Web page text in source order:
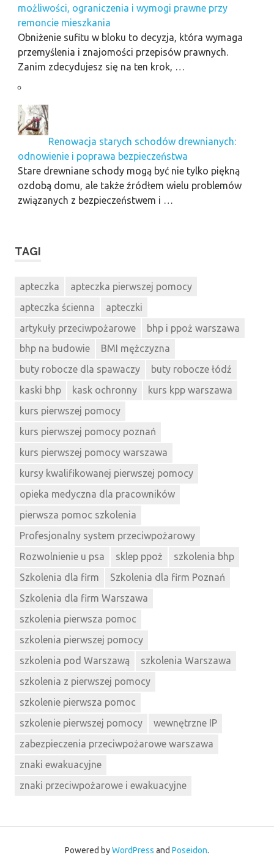
możliwości, ograniczenia i wymogi prawne przy
remoncie mieszkania
Obniżenie sufitu w bloku to decyzja, która wymaga
przemyślenia i znajomości przepisów prawnych.
Zanim zdecydujesz się na ten krok, …
Renowacja starych schodów drewnianych:
odnowienie i poprawa bezpieczeństwa
Stare drewniane schody mogą być nie tylko piękną
ozdobą domu, ale także źródłem wielu problemów
związanych z bezpieczeństwem i …
TAGI
apteczka
apteczka pierwszej pomocy
apteczka ścienna
apteczki
artykuły przeciwpożarowe
bhp i ppoż warszawa
bhp na budowie
BMI mężczyzna
buty robocze dla spawaczy
buty robocze łódź
kaski bhp
kask ochronny
kurs kpp warszawa
kurs pierwszej pomocy
kurs pierwszej pomocy poznań
kurs pierwszej pomocy warszawa
kursy kwalifikowanej pierwszej pomocy
opieka medyczna dla pracowników
pierwsza pomoc szkolenia
Profesjonalny system przeciwpożarowy
Rozwolnienie u psa
sklep ppoż
szkolenia bhp
Szkolenia dla firm
Szkolenia dla firm Poznań
Szkolenia dla firm Warszawa
szkolenia pierwsza pomoc
szkolenia pierwszej pomocy
szkolenia pod Warszawą
szkolenia Warszawa
szkolenia z pierwszej pomocy
szkolenie pierwsza pomoc
szkolenie pierwszej pomocy
wewnętrzne IP
zabezpieczenia przeciwpożarowe warszawa
znaki ewakuacyjne
znaki przeciwpożarowe i ewakuacyjne
Powered byWordPress and Poseidon.